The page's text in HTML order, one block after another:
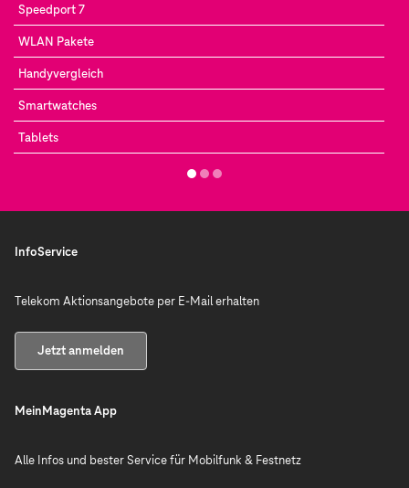
Speedport 7
WLAN Pakete
Handyvergleich
Smartwatches
Tablets
InfoService
Telekom Aktionsangebote per E-Mail erhalten
Jetzt anmelden
MeinMagenta App
Alle Infos und bester Service für Mobilfunk & Festnetz